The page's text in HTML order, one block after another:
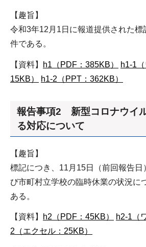
【趣旨】
令和3年12月1日に報道提供された標
件である。
【資料】 h1（PDF：385KB）
h1-1（
15KB）
h1-2（PPT：362KB）
報告事項2 新型コロナウイ
る対応について
【趣旨】
標記につき、11月15日（前回報告日
び市町村立学校の臨時休業の状況に
ある。
【資料】 h2（PDF：45KB） h2-1（
2（エクセル：25KB）